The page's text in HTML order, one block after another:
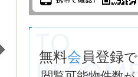
無料会員登録で